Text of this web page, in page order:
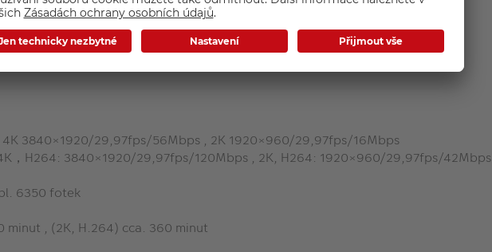
bez části objektivu) (H)
4K 3840×1920/29,97fps/56Mbps , 2K 1920×960/29,97fps/16Mbps
，H264: 3840×1920/29,97fps/120Mbps , 2K, H264: 1920×960/29,97fps/42Mbps
6350 fotek
minut , (2K, H.264) cca. 360 minut